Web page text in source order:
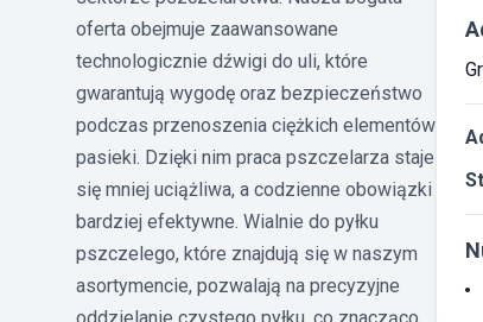
oferta obejmuje zaawansowane
technologicznie dźwigi do uli, które
gwarantują wygodę oraz bezpieczeństwo
podczas przenoszenia ciężkich elementów
pasieki. Dzięki nim praca pszczelarza staje
się mniej uciążliwa, a codzienne obowiązki
bardziej efektywne. Wialnie do pyłku
pszczelego, które znajdują się w naszym
asortymencie, pozwalają na precyzyjne